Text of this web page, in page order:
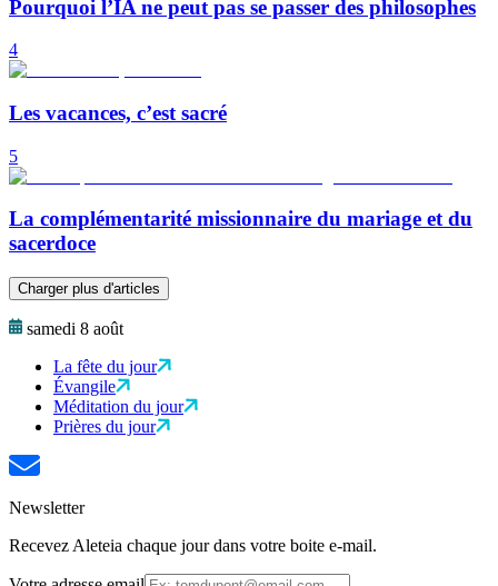
Pourquoi l’IA ne peut pas se passer des philosophes
4
Les vacances, c’est sacré
5
La complémentarité missionnaire du mariage et du
sacerdoce
Charger plus d'articles
samedi 8 août
La fête du jour
Évangile
Méditation du jour
Prières du jour
Newsletter
Recevez Aleteia chaque jour dans votre boite e-mail.